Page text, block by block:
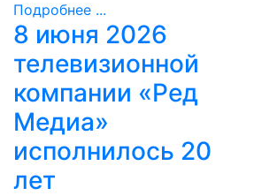
Подробнее ...
8 июня 2026
телевизионной
компании «Ред
Медиа»
исполнилось 20
лет